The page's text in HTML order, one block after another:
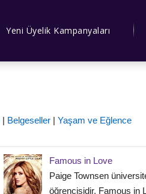
Yeni Üyelik Kampanyaları
| Belgeseller | Yaşam ve Eğlence
Famous in Love
Paige Townsen
öğrencisidir. Famous in